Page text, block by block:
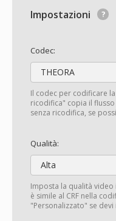
Impostazioni
Codec:
THEORA
Il codec per codificare
ricodifica" copia il
senza ricodifica, se
Qualità:
Alta
Imposta la qualità
è simile al CRF nella
"Personalizzato" se